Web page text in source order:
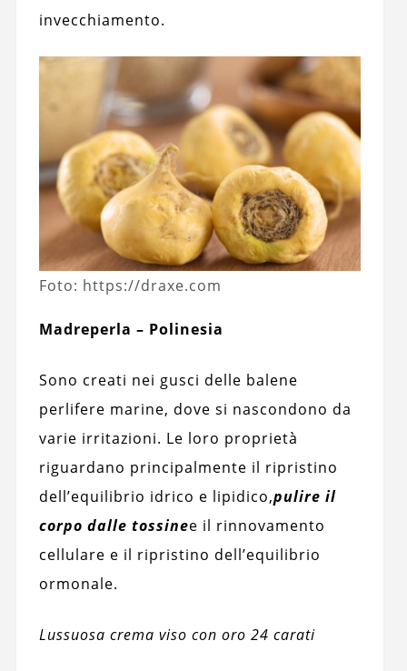
invecchiamento.
Foto: https://draxe.com
Madreperla – Polinesia
Sono creati nei gusci delle balene
perlifere marine, dove si nascondono da
varie irritazioni. Le loro proprietà
riguardano principalmente il ripristino
dell’equilibrio idrico e lipidico,pulire il
corpo dalle tossinee il rinnovamento
cellulare e il ripristino dell’equilibrio
ormonale.
Lussuosa crema viso con oro 24 carati